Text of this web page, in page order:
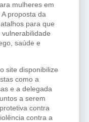
mulheres em
proposta da
para que
saúde e
site disponibilize
como a
e a delegada
a serem
contra
contra a